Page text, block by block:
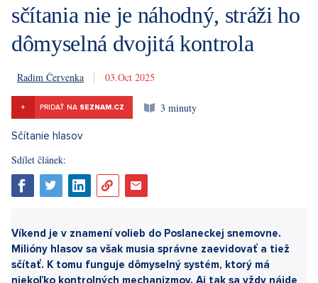
sčítania nie je náhodný, stráži ho
dômyselná dvojitá kontrola
Radim Červenka 3. 10. 2025
+ PRIDAŤ NA SEZNAM.CZ 3 minuty